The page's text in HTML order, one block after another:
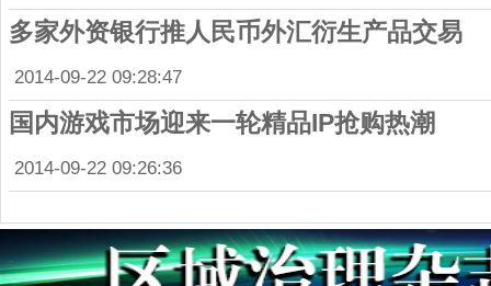
多家外资银行推人民币外汇衍生产品交易
2014-09-22 09:28:47
国内游戏市场迎来一轮精品IP抢购热潮
2014-09-22 09:26:36